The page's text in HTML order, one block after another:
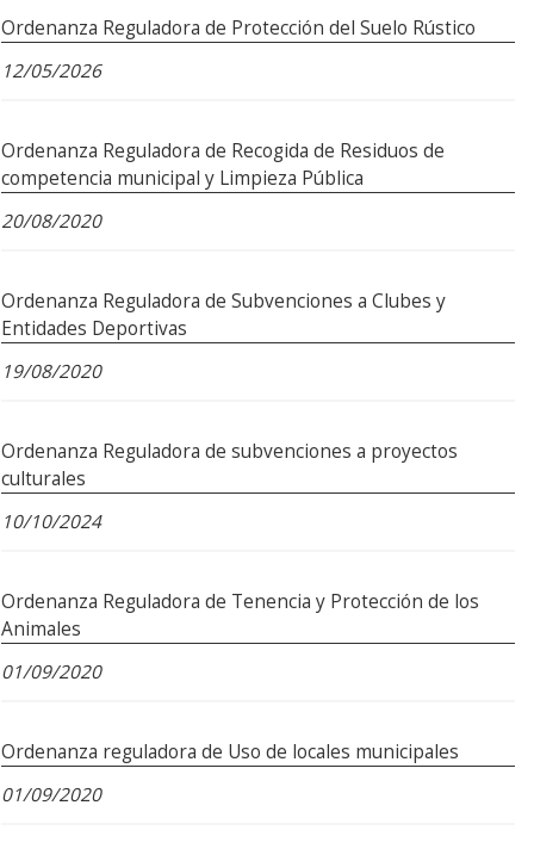
Ordenanza Reguladora de Protección del Suelo Rústico
12/05/2026
Ordenanza Reguladora de Recogida de Residuos de
competencia municipal y Limpieza Pública
20/08/2020
Ordenanza Reguladora de Subvenciones a Clubes y
Entidades Deportivas
19/08/2020
Ordenanza Reguladora de subvenciones a proyectos
culturales
10/10/2024
Ordenanza Reguladora de Tenencia y Protección de los
Animales
01/09/2020
Ordenanza reguladora de Uso de locales municipales
01/09/2020